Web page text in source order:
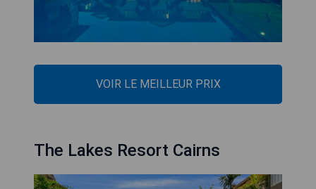
VOIR LE MEILLEUR PRIX
The Lakes Resort Cairns